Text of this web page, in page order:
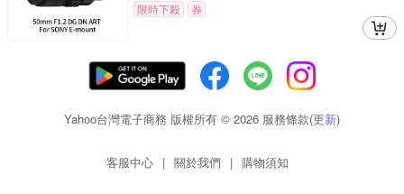
限時下殺
券
Yahoo台灣電子商務 版權所有 © 2026 服務條款(更新)
客服中心 | 關於我們 | 購物須知